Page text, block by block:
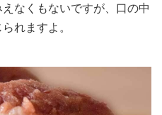
なくもないですが、口の中
れますよ。